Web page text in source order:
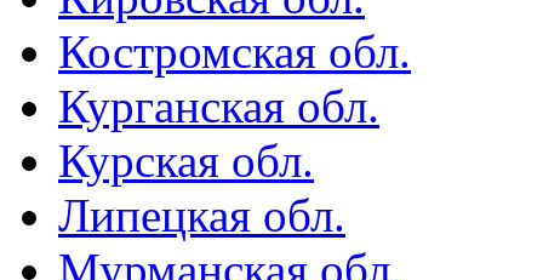
Костромская обл.
Курганская обл.
Курская обл.
Липецкая обл.